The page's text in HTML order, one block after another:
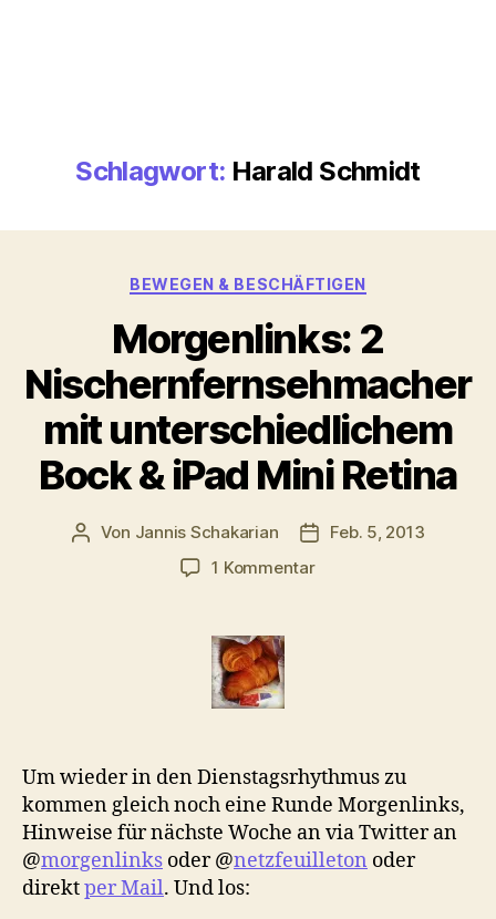
Schlagwort: Harald Schmidt
Kategorien
BEWEGEN & BESCHÄFTIGEN
Morgenlinks: 2
Nischernfernsehmacher
mit unterschiedlichem
Bock & iPad Mini Retina
Beitragsautor
Von Jannis Schakarian
Feb. 5, 2013
1 Kommentarzu
Mini
Retina
Um wieder in den Dienstagsrhythmus zu
kommen gleich noch eine Runde Morgenlinks,
Hinweise für nächste Woche an via Twitter an
@morgenlinks oder @netzfeuilleton oder
direktper Mail. Und los: